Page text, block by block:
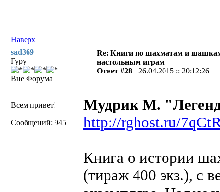
Наверх
sad369
Гуру
Вне Форума
Всем привет!
Сообщений: 945
Re: Книги по шахматам и
настольным играм
Ответ #28 - 26.04.2015 :: 20:12:26
Мудрик М.
http://rghost.ru/
Книга о истории
(тираж 400 экз.), с